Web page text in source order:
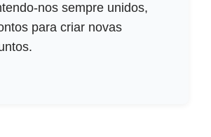
nos sempre unidos,
para criar novas